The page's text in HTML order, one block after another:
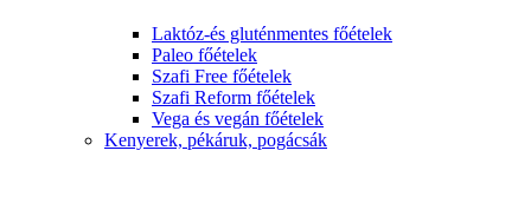
Laktóz-és gluténmentes főételek
Paleo főételek
Szafi Free főételek
Szafi Reform főételek
Vega és vegán főételek
Kenyerek, pékáruk, pogácsák